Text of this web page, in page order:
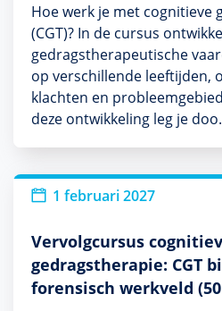
Hoe werk je met cognitieve
(CGT)? In de cursus
gedragstherapeutische
op verschillende leeftijden,
klachten en
deze ontwikkeling leg je
1 februari 2027
Vervolgcursus
gedragstherapie: CGT
forensisch werkveld